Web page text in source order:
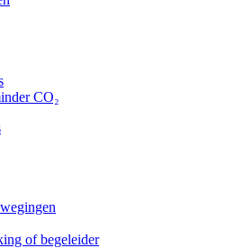
CO₂
of begeleider